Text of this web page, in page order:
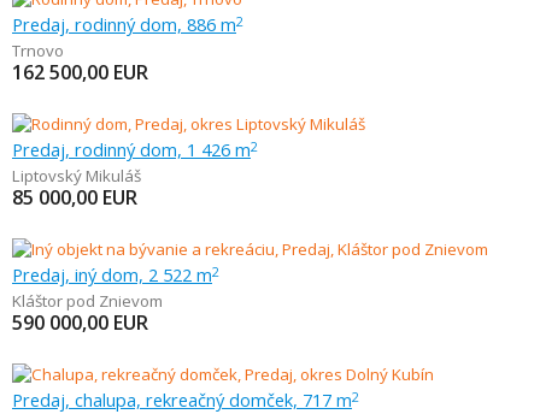
Predaj, rodinný dom, 886 m2
Trnovo
162 500,00 EUR
Predaj, rodinný dom, 1 426 m2
Liptovský Mikuláš
85 000,00 EUR
Predaj, iný dom, 2 522 m2
Kláštor pod Znievom
590 000,00 EUR
Predaj, chalupa, rekreačný domček, 717 m2